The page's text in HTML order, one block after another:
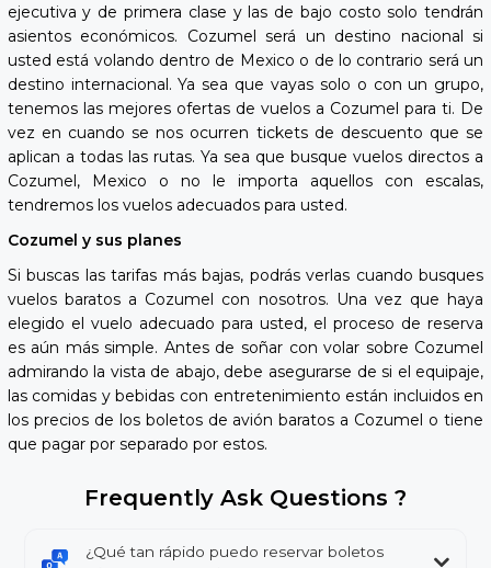
ejecutiva y de primera clase y las de bajo costo solo tendrán
asientos económicos. Cozumel será un destino nacional si
usted está volando dentro de Mexico o de lo contrario será un
destino internacional. Ya sea que vayas solo o con un grupo,
tenemos las mejores ofertas de vuelos a Cozumel para ti. De
vez en cuando se nos ocurren tickets de descuento que se
aplican a todas las rutas. Ya sea que busque vuelos directos a
Cozumel, Mexico o no le importa aquellos con escalas,
tendremos los vuelos adecuados para usted.
Cozumel y sus planes
Si buscas las tarifas más bajas, podrás verlas cuando busques
vuelos baratos a Cozumel con nosotros. Una vez que haya
elegido el vuelo adecuado para usted, el proceso de reserva
es aún más simple. Antes de soñar con volar sobre Cozumel
admirando la vista de abajo, debe asegurarse de si el equipaje,
las comidas y bebidas con entretenimiento están incluidos en
los precios de los boletos de avión baratos a Cozumel o tiene
que pagar por separado por estos.
Frequently Ask Questions ?
¿Qué tan rápido puedo reservar boletos